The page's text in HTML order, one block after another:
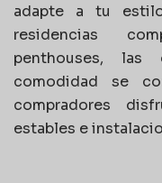
adapte a tu
residencias
penthouses, las
comodidad se
compradores
estables e